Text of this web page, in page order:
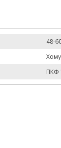
48-
ПКФ